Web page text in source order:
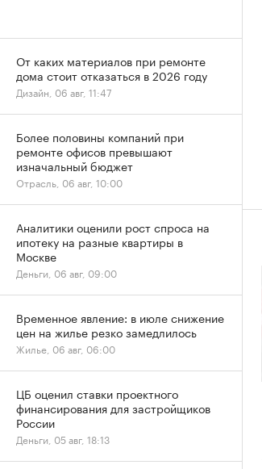
От каких материалов при ремонте
дома стоит отказаться в 2026 году
Дизайн, 06 авг, 11:47
Более половины компаний при
ремонте офисов превышают
изначальный бюджет
Отрасль, 06 авг, 10:00
Аналитики оценили рост спроса на
ипотеку на разные квартиры в
Москве
Деньги, 06 авг, 09:00
Временное явление: в июле снижение
цен на жилье резко замедлилось
Жилье, 06 авг, 06:00
ЦБ оценил ставки проектного
финансирования для застройщиков
России
Деньги, 05 авг, 18:13